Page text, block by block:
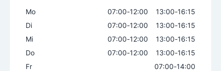
Kleinschadenlackierungen
Speziallackierungen
Spenglerarbeiten
Mo 07:00-12:00 13:00-16:15
Di
07:00-12:00 13:00-16:15
Mi
07:00-12:00 13:00-16:15
Do
07:00-12:00 13:00-16:15
Fr
07:00-14:00